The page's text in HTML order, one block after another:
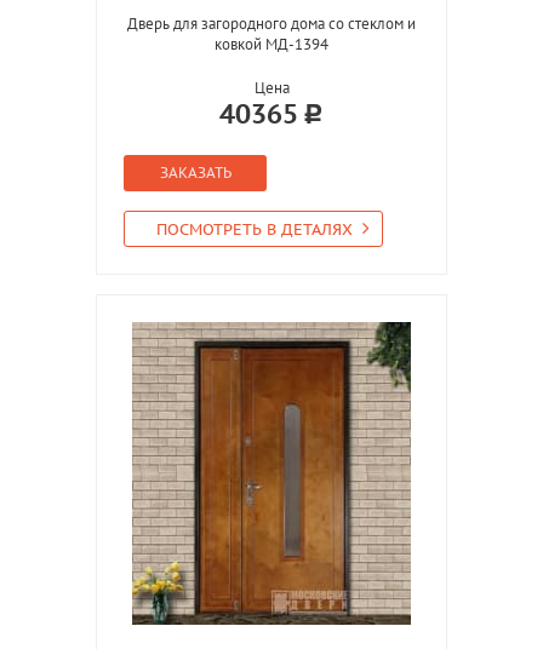
Дверь для загородного дома со стеклом и
ковкой МД-1394
Цена
40365
ЗАКАЗАТЬ
ПОСМОТРЕТЬ В ДЕТАЛЯХ